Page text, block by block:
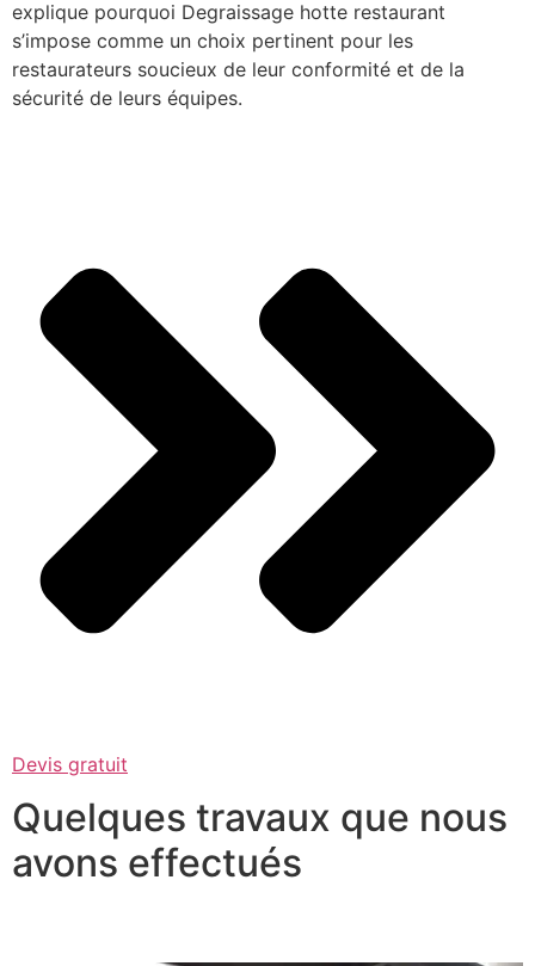
explique pourquoi Degraissage hotte restaurant
s’impose comme un choix pertinent pour les
restaurateurs soucieux de leur conformité et de la
sécurité de leurs équipes.
Devis gratuit
Quelques travaux que nous
avons effectués